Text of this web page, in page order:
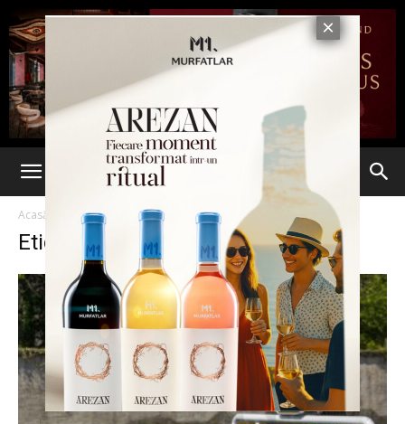
Acasă Etichete Schengen
Etichetă: Schengen